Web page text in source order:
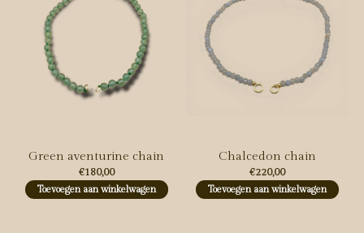
Green aventurine chain
€180,00
Toevoegen aan winkelwagen
Chalcedon chain
€220,00
Toevoegen aan winkelwagen